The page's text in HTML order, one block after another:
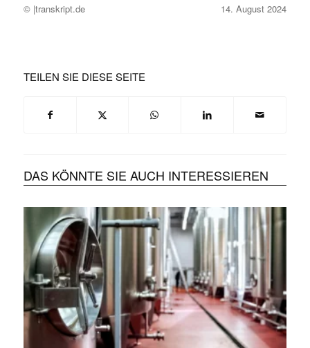
© |transkript.de 14. August 2024
TEILEN SIE DIESE SEITE
DAS KÖNNTE SIE AUCH INTERESSIEREN